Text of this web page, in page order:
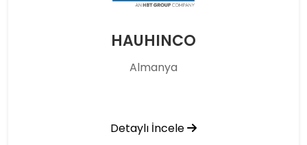
HAUHINCO
Almanya
Detaylı İncele